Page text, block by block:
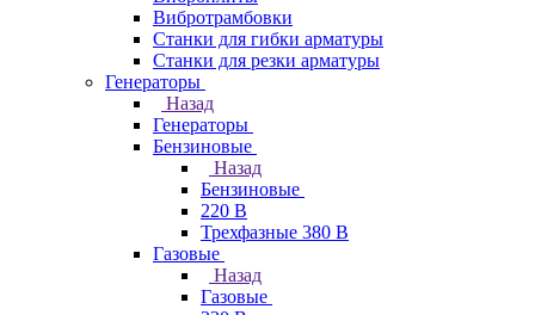
Вибротрамбовки
Станки для гибки арматуры
Станки для резки арматуры
Генераторы
Назад
Генераторы
Бензиновые
Назад
Бензиновые
220 В
Трехфазные 380 В
Газовые
Назад
Газовые